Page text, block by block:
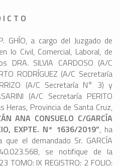
I C T O
GHÍO, a cargo del Juzgado de
lo Civil, Comercial, Laboral, de
DRA. SILVIA CARDOSO (A/C
RODRÍGUEZ (A/C Secretaría
(A/C Secretaría N° 3) y
(A/C Secretaría PERITO
Heras, Provincia de Santa Cruz,
ANA CONSUELO C/GARCÍA
EXPTE. N° 1636/2019”, ha
el demandado Sr. GARCÍA
se notifique de la
TOMO: IX REGISTRO: 2 FOLIO: